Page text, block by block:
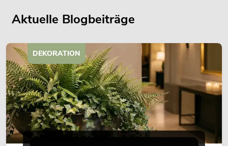
Aktuelle Blogbeiträge
DEKORATION